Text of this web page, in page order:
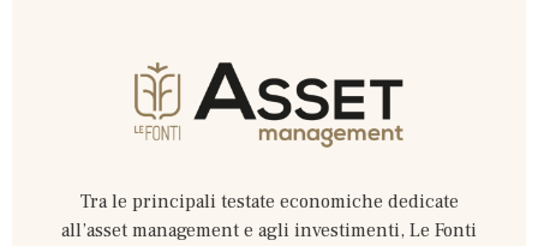
Tra le principali testate economiche dedicate
all’asset management e agli investimenti, Le Fonti